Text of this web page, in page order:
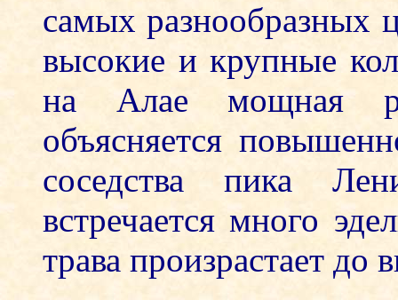
самых разнообразных
высокие и крупные
на Алае мощная
объясняется
соседства пика
встречается много
трава произрастает до